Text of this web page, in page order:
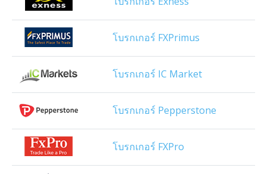
โบรกเกอร์ FXPrimus
โบรกเกอร์ IC Market
โบรกเกอร์ Pepperstone
โบรกเกอร์ FXPro